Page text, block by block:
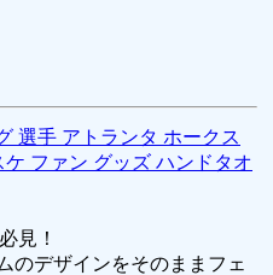
選手 アトランタ ホークス
ファン グッズ ハンドタオ
見！
のデザインをそのままフェ